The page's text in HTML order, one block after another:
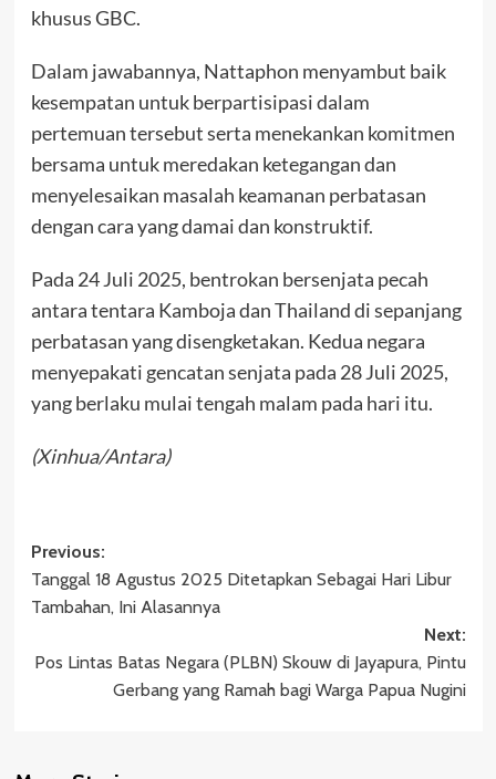
khusus GBC.
Dalam jawabannya, Nattaphon menyambut baik
kesempatan untuk berpartisipasi dalam
pertemuan tersebut serta menekankan komitmen
bersama untuk meredakan ketegangan dan
menyelesaikan masalah keamanan perbatasan
dengan cara yang damai dan konstruktif.
Pada 24 Juli 2025, bentrokan bersenjata pecah
antara tentara Kamboja dan Thailand di sepanjang
perbatasan yang disengketakan. Kedua negara
menyepakati gencatan senjata pada 28 Juli 2025,
yang berlaku mulai tengah malam pada hari itu.
(Xinhua/Antara)
Post
navigation
Previous:
Tanggal 18 Agustus 2025 Ditetapkan Sebagai Hari Libur
Tambahan, Ini Alasannya
Next:
Pos Lintas Batas Negara (PLBN) Skouw di Jayapura, Pintu
Gerbang yang Ramah bagi Warga Papua Nugini